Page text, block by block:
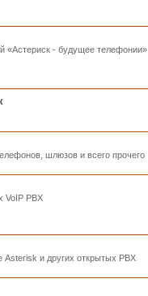
«Астериск - будущее телефонии»
шлюзов и всего прочего
VoIP PBX
и других открытых PBX